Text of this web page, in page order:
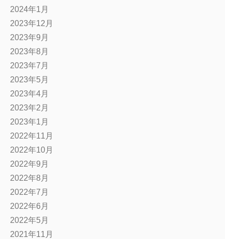
2024年1月
2023年12月
2023年9月
2023年8月
2023年7月
2023年5月
2023年4月
2023年2月
2023年1月
2022年11月
2022年10月
2022年9月
2022年8月
2022年7月
2022年6月
2022年5月
2021年11月